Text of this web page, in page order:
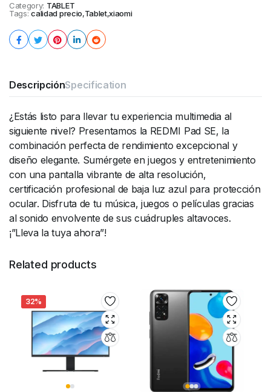
Category: TABLET
Tags: calidad precio,Tablet,xiaomi
DescripciónSpecification
¿Estás listo para llevar tu experiencia multimedia al
siguiente nivel? Presentamos la REDMI Pad SE, la
combinación perfecta de rendimiento excepcional y
diseño elegante. Sumérgete en juegos y entretenimiento
con una pantalla vibrante de alta resolución,
certificación profesional de baja luz azul para protección
ocular. Disfruta de tu música, juegos o películas gracias
al sonido envolvente de sus cuádruples altavoces.
¡”Lleva la tuya ahora”!
Related products
32%